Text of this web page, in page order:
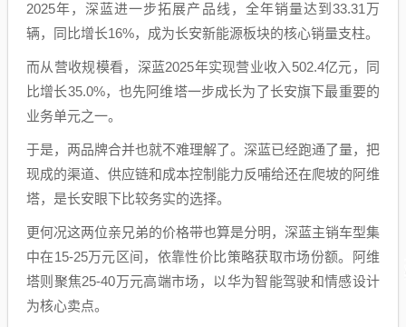
2025年，深蓝进一步拓展产品线，全年销量达到33.31万
辆，同比增长16%，成为长安新能源板块的核心销量支柱。
而从营收规模看，深蓝2025年实现营业收入502.4亿元，同
比增长35.0%，也先阿维塔一步成长为了长安旗下最重要的
业务单元之一。
于是，两品牌合并也就不难理解了。深蓝已经跑通了量，把
现成的渠道、供应链和成本控制能力反哺给还在爬坡的阿维
塔，是长安眼下比较务实的选择。
更何况这两位亲兄弟的价格带也算是分明，深蓝主销车型集
中在15-25万元区间，依靠性价比策略获取市场份额。阿维
塔则聚焦25-40万元高端市场，以华为智能驾驶和情感设计
为核心卖点。